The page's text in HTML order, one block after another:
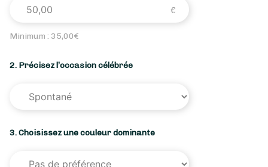
Minimum : 35,00€
2. Précisez l’occasion célébrée
3. Choisissez une couleur dominante